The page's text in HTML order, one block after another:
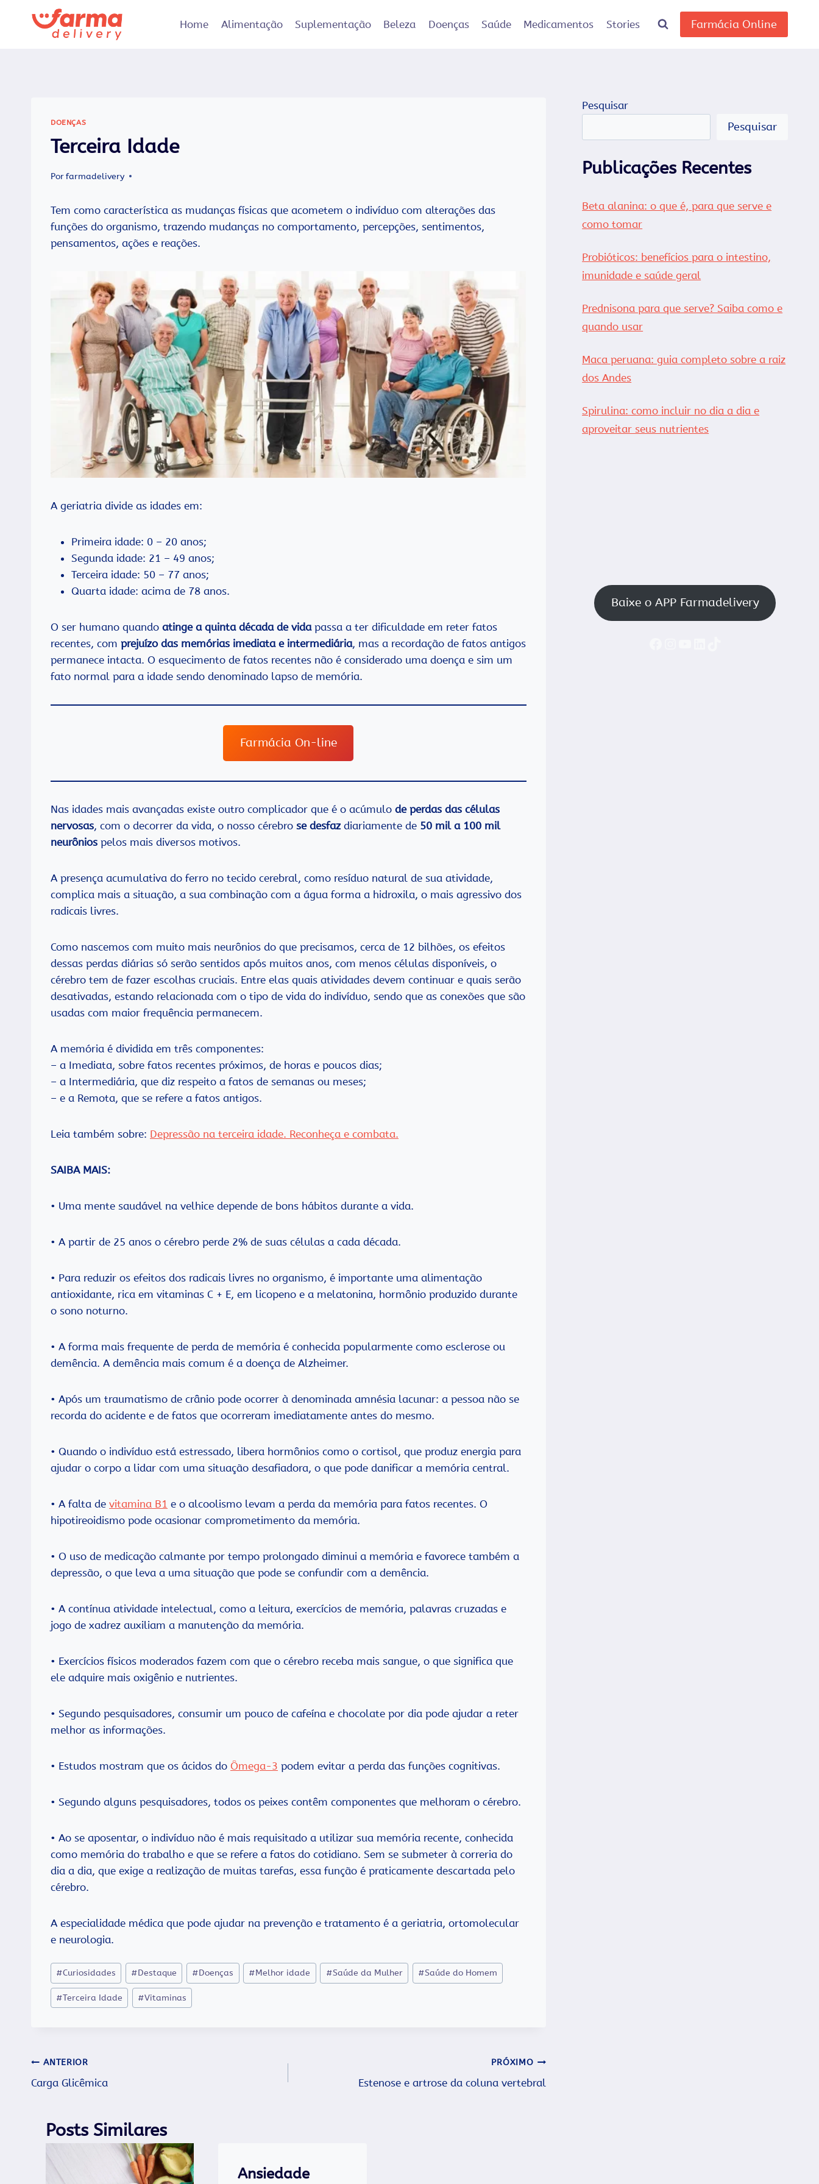
Home Alimentação Suplementação Beleza Doenças Saúde Medicamentos Stories Farmácia Online
DOENÇAS
Terceira Idade
Porfarmadelivery
Tem como característica as mudanças físicas que acometem o indivíduo com alterações das
funções do organismo, trazendo mudanças no comportamento, percepções, sentimentos,
pensamentos, ações e reações.
A geriatria divide as idades em:
Primeira idade: 0 – 20 anos;
Segunda idade: 21 – 49 anos;
Terceira idade: 50 – 77 anos;
Quarta idade: acima de 78 anos.
O ser humano quando atinge a quinta década de vidapassa a ter dificuldade em reter fatos
recentes, com prejuízo das memórias imediata e intermediária, mas a recordação de fatos antigos
permanece intacta. O esquecimento de fatos recentes não é considerado uma doença e sim um
fato normal para a idade sendo denominado lapso de memória.
Farmácia On-line
Nas idades mais avançadas existe outro complicador que é o acúmulo de perdas das células
nervosas, com o decorrer da vida, o nosso cérebro se desfazdiariamente de 50 mil a 100 mil
neurônios pelos mais diversos motivos.
A presença acumulativa do ferro no tecido cerebral, como resíduo natural de sua atividade,
complica mais a situação, a sua combinação com a água forma a hidroxila, o mais agressivo dos
radicais livres.
Como nascemos com muito mais neurônios do que precisamos, cerca de 12 bilhões, os efeitos
dessas perdas diárias só serão sentidos após muitos anos, com menos células disponíveis, o
cérebro tem de fazer escolhas cruciais. Entre elas quais atividades devem continuar e quais serão
desativadas, estando relacionada com o tipo de vida do indivíduo, sendo que as conexões que são
usadas com maior frequência permanecem.
A memória é dividida em três componentes:
– a Imediata, sobre fatos recentes próximos, de horas e poucos dias;
– a Intermediária, que diz respeito a fatos de semanas ou meses;
– e a Remota, que se refere a fatos antigos.
Leia também sobre: Depressão na terceira idade. Reconheça e combata.
SAIBA MAIS:
• Uma mente saudável na velhice depende de bons hábitos durante a vida.
• A partir de 25 anos o cérebro perde 2% de suas células a cada década.
• Para reduzir os efeitos dos radicais livres no organismo, é importante uma alimentação
antioxidante, rica em vitaminas C + E, em licopeno e a melatonina, hormônio produzido durante
o sono noturno.
• A forma mais frequente de perda de memória é conhecida popularmente como esclerose ou
demência. A demência mais comum é a doença de Alzheimer.
• Após um traumatismo de crânio pode ocorrer à denominada amnésia lacunar: a pessoa não se
recorda do acidente e de fatos que ocorreram imediatamente antes do mesmo.
• Quando o indivíduo está estressado, libera hormônios como o cortisol, que produz energia para
ajudar o corpo a lidar com uma situação desafiadora, o que pode danificar a memória central.
• A falta de vitamina B1 e o alcoolismo levam a perda da memória para fatos recentes. O
hipotireoidismo pode ocasionar comprometimento da memória.
• O uso de medicação calmante por tempo prolongado diminui a memória e favorece também a
depressão, o que leva a uma situação que pode se confundir com a demência.
• A contínua atividade intelectual, como a leitura, exercícios de memória, palavras cruzadas e
jogo de xadrez auxiliam a manutenção da memória.
• Exercícios físicos moderados fazem com que o cérebro receba mais sangue, o que significa que
ele adquire mais oxigênio e nutrientes.
• Segundo pesquisadores, consumir um pouco de cafeína e chocolate por dia pode ajudar a reter
melhor as informações.
• Estudos mostram que os ácidos do Ômega-3 podem evitar a perda das funções cognitivas.
• Segundo alguns pesquisadores, todos os peixes contêm componentes que melhoram o cérebro.
• Ao se aposentar, o indivíduo não é mais requisitado a utilizar sua memória recente, conhecida
como memória do trabalho e que se refere a fatos do cotidiano. Sem se submeter à correria do
dia a dia, que exige a realização de muitas tarefas, essa função é praticamente descartada pelo
cérebro.
A especialidade médica que pode ajudar na prevenção e tratamento é a geriatria, ortomolecular
e neurologia.
Tags
do
Post:
#Curiosidades #Destaque #Doenças #Melhor idade #Saúde da Mulher #Saúde do Homem
#Terceira Idade #Vitaminas
Navegação
de
ANTERIOR
Carga Glicêmica
PRÓXIMO
Estenose e artrose da coluna vertebral
Posts Similares
Ansiedade
Pesquisar
Pesquisar
Publicações Recentes
Beta alanina: o que é, para que serve e
como tomar
Probióticos: benefícios para o intestino,
imunidade e saúde geral
Prednisona para que serve? Saiba como e
quando usar
Maca peruana: guia completo sobre a raiz
dos Andes
Spirulina: como incluir no dia a dia e
aproveitar seus nutrientes
Baixe o APP Farmadelivery